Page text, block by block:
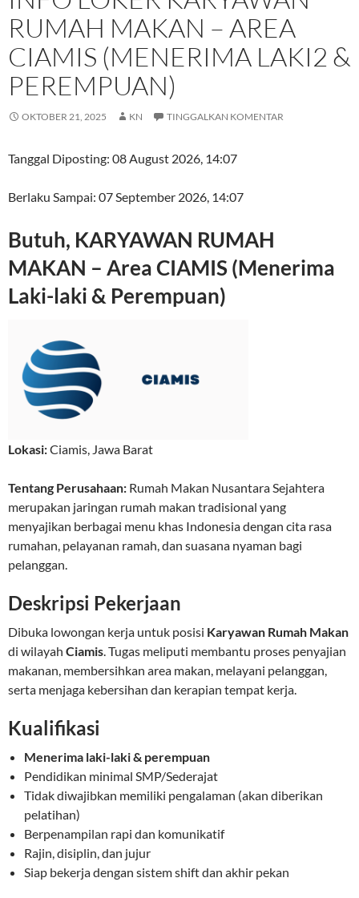
RUMAH MAKAN – AREA
CIAMIS (MENERIMA LAKI2 &
PEREMPUAN)
OKTOBER 21, 2025 KN TINGGALKAN KOMENTAR
Tanggal Diposting: 08 August 2026, 14:07
Berlaku Sampai: 07 September 2026, 14:07
Butuh, KARYAWAN RUMAH
MAKAN – Area CIAMIS (Menerima
Laki-laki & Perempuan)
Lokasi:Ciamis, Jawa Barat
Tentang Perusahaan: Rumah Makan Nusantara Sejahtera
merupakan jaringan rumah makan tradisional yang
menyajikan berbagai menu khas Indonesia dengan cita rasa
rumahan, pelayanan ramah, dan suasana nyaman bagi
pelanggan.
Deskripsi Pekerjaan
Dibuka lowongan kerja untuk posisi Karyawan Rumah Makan
di wilayah Ciamis. Tugas meliputi membantu proses penyajian
makanan, membersihkan area makan, melayani pelanggan,
serta menjaga kebersihan dan kerapian tempat kerja.
Kualifikasi
Menerima laki-laki & perempuan
Pendidikan minimal SMP/Sederajat
Tidak diwajibkan memiliki pengalaman (akan diberikan
pelatihan)
Berpenampilan rapi dan komunikatif
Rajin, disiplin, dan jujur
Siap bekerja dengan sistem shift dan akhir pekan